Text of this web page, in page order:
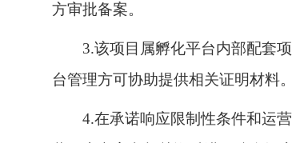
方审批备案。
3.该项目属孵化平台内部配套
台管理方可协助提供相关证明材料。
4.在承诺响应限制性条件和运